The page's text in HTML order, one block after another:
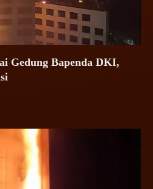
Gedung Bapenda DKI,